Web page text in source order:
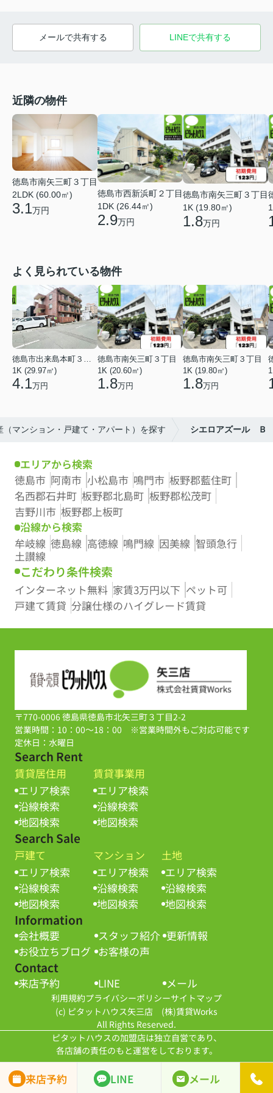
メールで共有する LINEで共有する
近隣の物件
徳島市南矢三町３丁目
2LDK (60.00㎡)
3.1万円
徳島市西新浜町２丁目
1DK (26.44㎡)
2.9万円
徳島市南矢三町３丁目
1K (19.80㎡)
1.8万円
よく見られている物件
1K (29.97㎡)
4.1万円
徳島市南矢三町３丁目
1K (20.60㎡)
1.8万円
徳島市南矢三町３丁目
1K (19.80㎡)
1.8万円
マンション・戸建て・アパート）を探す シエロアズール Ｂ
エリアから検索
徳島市 阿南市 小松島市 鳴門市 板野郡藍住町
名西郡石井町 板野郡北島町 板野郡松茂町
吉野川市 板野郡上板町
沿線から検索
牟岐線 徳島線 高徳線 鳴門線 因美線 智頭急行
土讃線
こだわり条件検索
インターネット無料 家賃3万円以下 ペット可
戸建て賃貸 分譲仕様のハイグレード賃貸
〒770-0006 徳島県徳島市北矢三町３丁目2-2
営業時間：10：00～18：00 ※営業時間外もご対応可能です
定休日：水曜日
Search Rent
賃貸居住用
エリア検索
沿線検索
地図検索
賃貸事業用
エリア検索
沿線検索
地図検索
Search Sale
戸建て
エリア検索
沿線検索
地図検索
マンション
エリア検索
沿線検索
地図検索
土地
エリア検索
沿線検索
地図検索
Information
会社概要 スタッフ紹介 更新情報
お役立ちブログ お客様の声
Contact
来店予約 LINE メール
利用規約プライバシーポリシーサイトマップ
(c) ピタットハウス矢三店 (株)賃貸Works
All Rights Reserved.
ピタットハウスの加盟店は独立自営であり、
各店舗の責任のもと運営をしております。
来店予約 LINE メール